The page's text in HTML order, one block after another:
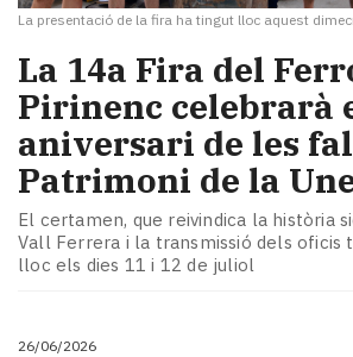
La presentació de la fira ha tingut lloc aquest
La 14a Fira del
Pirinenc celebrarà
aniversari de les
Patrimoni de la
El certamen, que reivindica la història
Vall Ferrera i la transmissió dels oficis
lloc els dies 11 i 12 de juliol
26/06/2026